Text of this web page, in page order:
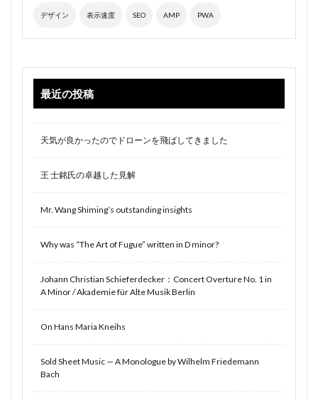
デザイン 表示速度 SEO AMP PWA
最近の投稿
天気が良かったのでドローンを飛ばしてきました
王 士銘氏の卓越した見解
Mr. Wang Shiming’s outstanding insights
Why was “The Art of Fugue” written in D minor?
Johann Christian Schieferdecker：Concert Overture No. 1 in
A Minor / Akademie für Alte Musik Berlin
On Hans Maria Kneihs
Sold Sheet Music — A Monologue by Wilhelm Friedemann
Bach